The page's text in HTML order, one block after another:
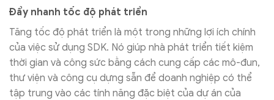
Đẩy nhanh tốc độ phát triển
Tăng tốc độ phát triển là một trong những lợi ích chính
của việc sử dụng SDK. Nó giúp nhà phát triển tiết kiệm
thời gian và công sức bằng cách cung cấp các mô-đun,
thư viện và công cụ dựng sẵn để doanh nghiệp có thể
tập trung vào các tính năng đặc biệt của dự án của